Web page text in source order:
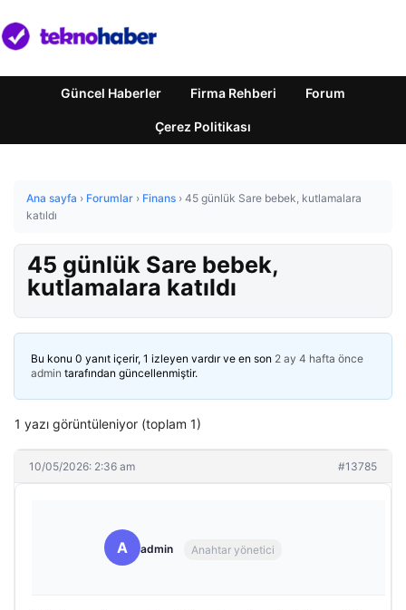
Güncel Haberler Firma Rehberi Forum
Çerez Politikası
Ana sayfa › Forumlar › Finans › 45 günlük Sare bebek, kutlamalara
katıldı
45 günlük Sare bebek,
kutlamalara katıldı
Bu konu 0 yanıt içerir, 1 izleyen vardır ve en son 2 ay 4 hafta önce
admin tarafından güncellenmiştir.
1 yazı görüntüleniyor (toplam 1)
10/05/2026: 2:36 am #13785
A admin Anahtar yönetici